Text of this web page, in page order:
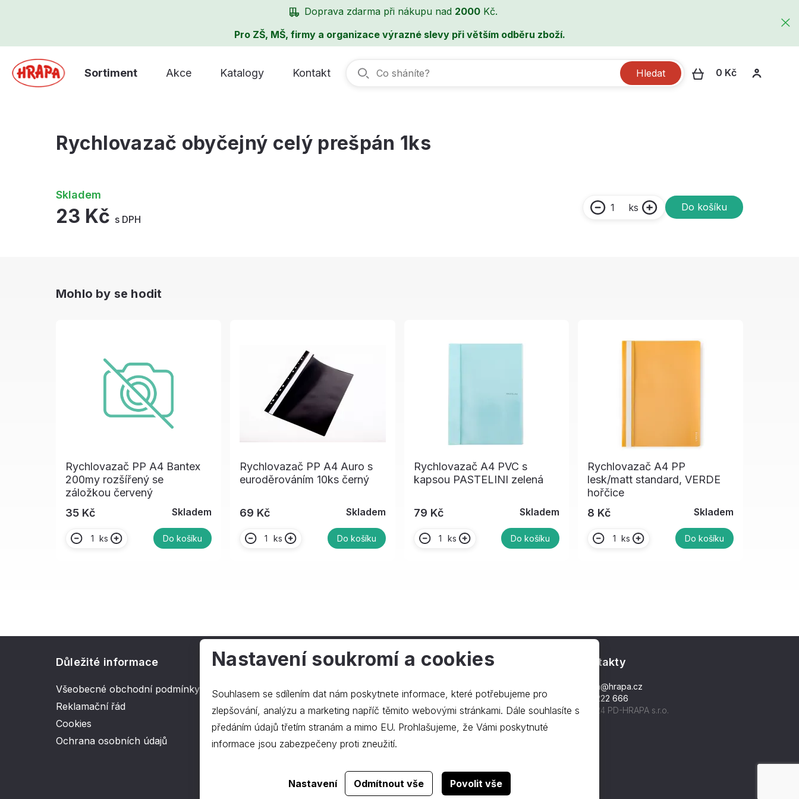
Doprava zdarma při nákupu nad 2000 Kč.
Pro ZŠ, MŠ, firmy a organizace výrazné slevy při větším odběru zboží.
Sortiment Akce Katalogy Kontakt Hledat 0 Kč
Rychlovazač obyčejný celý prešpán 1ks
Skladem
23 Kč s DPH
ks Do košíku
Mohlo by se hodit
Rychlovazač PP A4 Bantex
200my rozšířený se
záložkou červený
35 Kč
Skladem
ks Do košíku
Rychlovazač PP A4 Auro s
euroděrováním 10ks černý
69 Kč Skladem
ks Do košíku
Rychlovazač A4 PVC s
kapsou PASTELINI zelená
79 Kč Skladem
ks Do košíku
Rychlovazač A4 PP
lesk/matt standard, VERDE
hořčice
8 Kč
Skladem
ks Do košíku
Důležité informace
Všeobecné obchodní podmínky
Reklamační řád
Cookies
Ochrana osobních údajů
O společnosti
Kontakt
O nás
Kontakty
hrapa@hrapa.cz
577 222 666
©2024 PD-HRAPA s.r.o.
Realizace webudgstudio.
Nastavení soukromí a cookies
Souhlasem se sdílením dat nám poskytnete informace, které potřebujeme pro
zlepšování, analýzu a marketing napříč těmito webovými stránkami. Dále souhlasíte s
předáním údajů třetím stranám a mimo EU. Prohlašujeme, že Vámi poskytnuté
informace jsou zabezpečeny proti zneužití.
Nastavení Odmítnout vše Povolit vše